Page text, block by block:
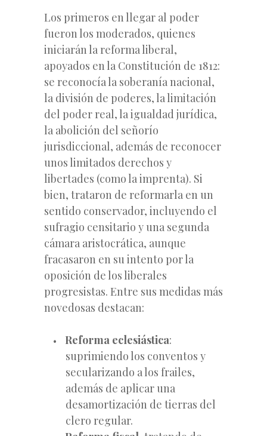
Los primeros en llegar al poder
fueron los moderados, quienes
iniciarán la reforma liberal,
apoyados en la Constitución de 1812:
se reconocía la soberanía nacional,
la división de poderes, la limitación
del poder real, la igualdad jurídica,
la abolición del señorío
jurisdiccional, además de reconocer
unos limitados derechos y
libertades (como la imprenta). Si
bien, trataron de reformarla en un
sentido conservador, incluyendo el
sufragio censitario y una segunda
cámara aristocrática, aunque
fracasaron en su intento por la
oposición de los liberales
progresistas. Entre sus medidas más
novedosas destacan:
Reforma eclesiástica:
suprimiendo los conventos y
secularizando a los frailes,
además de aplicar una
desamortización de tierras del
clero regular.